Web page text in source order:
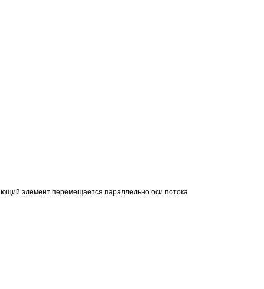
элемент перемещается параллельно оси потока